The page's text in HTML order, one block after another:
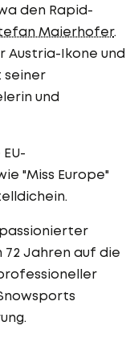
den Rapid-
Maierhofer.
Austria-Ikone und
seiner
und
"Miss Europe"
Jahren auf die